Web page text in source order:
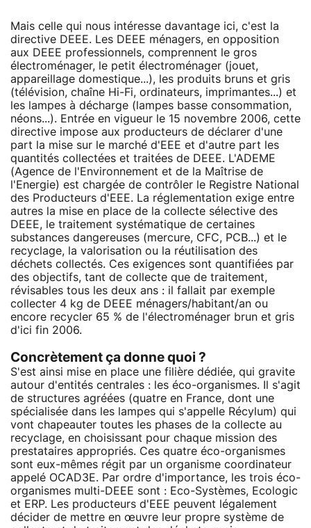
Mais celle qui nous intéresse davantage ici, c'est la
directive DEEE. Les DEEE ménagers, en opposition
aux DEEE professionnels, comprennent le gros
électroménager, le petit électroménager (jouet,
appareillage domestique...), les produits bruns et gris
(télévision, chaîne Hi-Fi, ordinateurs, imprimantes...) et
les lampes à décharge (lampes basse consommation,
néons...). Entrée en vigueur le 15 novembre 2006, cette
directive impose aux producteurs de déclarer d'une
part la mise sur le marché d'EEE et d'autre part les
quantités collectées et traitées de DEEE. L'ADEME
(Agence de l'Environnement et de la Maîtrise de
l'Energie) est chargée de contrôler le Registre National
des Producteurs d'EEE. La réglementation exige entre
autres la mise en place de la collecte sélective des
DEEE, le traitement systématique de certaines
substances dangereuses (mercure, CFC, PCB...) et le
recyclage, la valorisation ou la réutilisation des
déchets collectés. Ces exigences sont quantifiées par
des objectifs, tant de collecte que de traitement,
révisables tous les deux ans : il fallait par exemple
collecter 4 kg de DEEE ménagers/habitant/an ou
encore recycler 65 % de l'électroménager brun et gris
d'ici fin 2006.
Concrètement ça donne quoi ?
S'est ainsi mise en place une filière dédiée, qui gravite
autour d'entités centrales : les éco-organismes. Il s'agit
de structures agréées (quatre en France, dont une
spécialisée dans les lampes qui s'appelle Récylum) qui
vont chapeauter toutes les phases de la collecte au
recyclage, en choisissant pour chaque mission des
prestataires appropriés. Ces quatre éco-organismes
sont eux-mêmes régit par un organisme coordinateur
appelé OCAD3E. Par ordre d'importance, les trois éco-
organismes multi-DEEE sont : Eco-Systèmes, Ecologic
et ERP. Les producteurs d'EEE peuvent légalement
décider de mettre en œuvre leur propre système de